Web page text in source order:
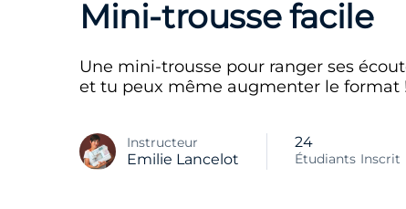
Mini-trousse facile
Une mini-trousse pour ranger ses
et tu peux même augmenter le format
Instructeur
Emilie Lancelot
24
Étudiants Inscrit